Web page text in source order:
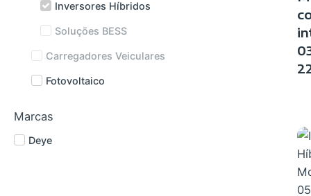
Inversores Híbridos
Soluções BESS
Carregadores Veiculares
Fotovoltaico
Marcas
Deye